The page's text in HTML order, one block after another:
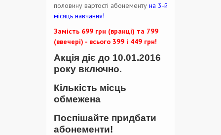
половину вартості абонементу на 3-й
місяць навчання!
Замість 699 грн (вранці) та 799
(ввечері) - всього 399 і 449 грн!
Акція діє до 10.01.2016
року включно.
Кількість місць
обмежена
Поспішайте придбати
абонементи!